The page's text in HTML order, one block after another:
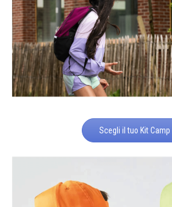
Scegli il tuo Kit Camp